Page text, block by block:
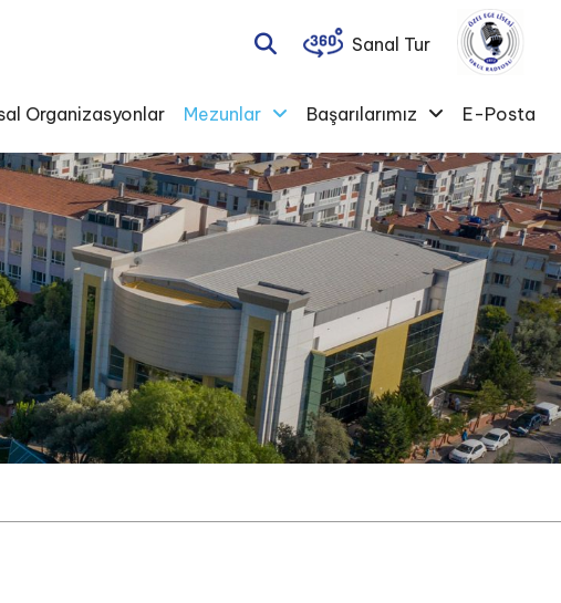
Sanal Tur
Organizasyonlar Mezunlar Başarılarımız E-Posta